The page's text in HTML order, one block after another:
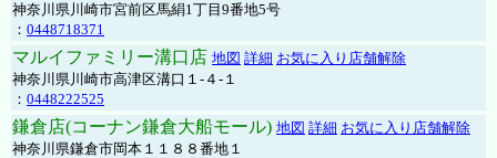
神奈川県川崎市宮前区馬絹1丁目9番地5号
： 0448718371
マルイファミリー溝口店 地図 詳細 お気に入り店舗解除
神奈川県川崎市高津区溝口１-４-１
： 0448222525
鎌倉店(コーナン鎌倉大船モール) 地図 詳細 お気に入り店舗解除
神奈川県鎌倉市岡本１１８８番地１